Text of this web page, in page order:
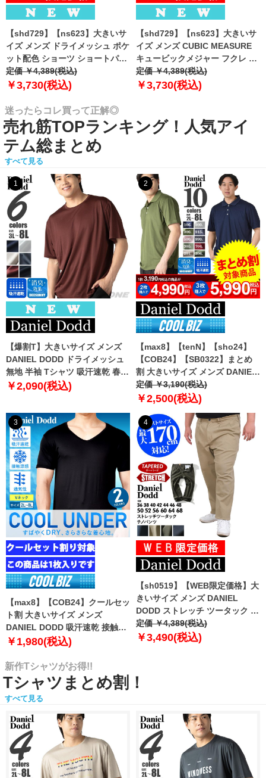
【shd729】【ns623】大きいサ
イズ メンズ ドライメッシュ ポケ
ット配色 ショーツ ショートパン
ツ ハーフパンツ 春夏新作
302252az 【fre】
定価 ￥4,389(税込)
￥3,730(税込)
【shd729】【ns623】大きいサ
イズ メンズ CUBIC MEASURE
キュービックメジャー フクレ エ
ンボス 迷彩柄 ショーツ ショート
パンツ ハーフパンツ 春夏新作
定価 ￥4,389(税込)
￥3,730(税込)
迷ったらコレ買って正解◎
売れ筋TOPランキング！人気アイ
テム総まとめ
すべて見る
1
【爆割T】大きいサイズ メンズ
DANIEL DODD ドライメッシュ
無地 半袖 Tシャツ 吸汗速乾 春夏
新作 tjt-2602dry5 【fre】
￥2,090(税込)
2
【max8】【tenN】【sho24】
【COB24】【SB0322】まとめ
割 大きいサイズ メンズ DANIEL
DODD 吸汗速乾 半袖 無地 スポ
ーツ ポロシャツ azpr-009008h
定価 ￥3,190(税込)
￥2,500(税込)
3
【max8】【COB24】クールセッ
ト割 大きいサイズ メンズ
DANIEL DODD 吸汗速乾 接触涼
感 Vネック 半袖 クールアンダー
2101
￥1,980(税込)
4
【sh0519】【WEB限定価格】大
きいサイズ メンズ DANIEL
DODD ストレッチ ツータック チ
ノ パンツ チノパン テーパード
azp-210102
定価 ￥4,389(税込)
￥3,490(税込)
新作Tシャツがお得!!
Tシャツまとめ割！
すべて見る